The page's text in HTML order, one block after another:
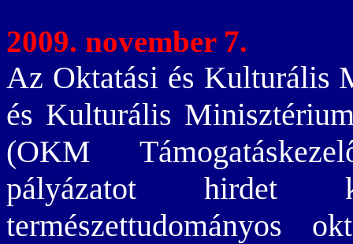
2009. november 7.
Az Oktatási és Kulturális
és Kulturális
(OKM
pályázatot hirdet
természettudományos